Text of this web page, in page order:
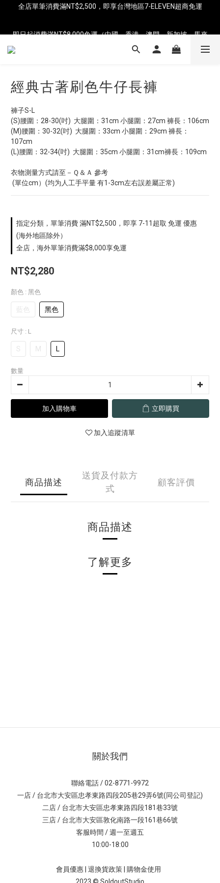
即日起消費滿NT$8,000免運（中國、香港、澳門、新加坡、馬來
全店單筆消費滿NT$2,500，即享台灣地區7-ELEVEN超商免運
即日起消費滿NT$8,000免運（中國、香港、澳門、新加坡、馬來
經典古著刷色牛仔長褲
褲子S-L
(S)腰圍：28-30(吋)  大腿圍：31cm 小腿圍：27cm 褲長：106cm
(M)腰圍：30-32(吋)  大腿圍：33cm 小腿圍：29cm 褲長：
107cm
(L)腰圍：32-34(吋)  大腿圍：35cm 小腿圍：31cm褲長：109cm
衣物測量方式請至－Ｑ＆Ａ 參考
(單位cm）(均为人工手平量 有1-3cm左右誤差屬正常)
指定分類，單筆消費 滿NT$2,500，即享 7-11超取 免運 優惠
(海外地區除外）
全店，海外單筆消費滿$8,000享免運
NT$2,280
顏色 : 黑色
藍色 黑色
尺寸 : L
S M L
數量
加入購物車 立即購買
加入追蹤清單
商品描述
送貨及付款方
式
顧客評價
商品描述
了解更多
關於我們
聯絡電話 / 02-8771-9972
一店 / 台北市大安區忠孝東路四段205巷29弄6號(同公司登記)
二店 / 台北市大安區忠孝東路四段181巷33號
三店 / 台北市大安區敦化南路一段161巷66號
客服時間 / 週一至週五
10:00-18:00
會員優惠 退換貨政策
購物金使用